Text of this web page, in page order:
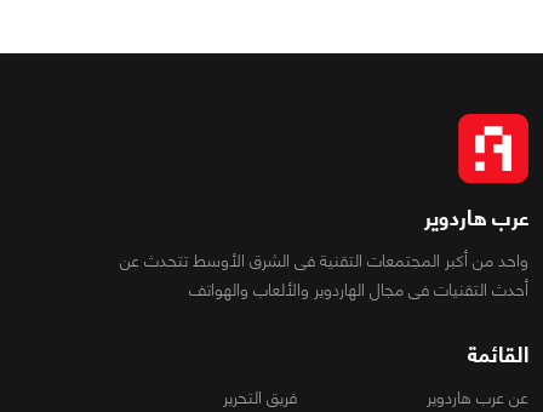
عرب هاردوير
واحد من أكبر المجتمعات التقنية فى الشرق الأوسط تتحدث عن
أحدث التقنيات فى مجال الهاردوير والألعاب والهواتف
القائمة
عن عرب هاردوير
فريق التحرير